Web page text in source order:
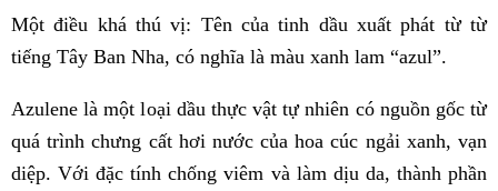
Một điều khá thú vị: Tên của tinh dầu xuất phát từ từ
tiếng Tây Ban Nha, có nghĩa là màu xanh lam “azul”.
Azulene là một loại dầu thực vật tự nhiên có nguồn gốc từ
quá trình chưng cất hơi nước của hoa cúc ngải xanh, vạn
diệp. Với đặc tính chống viêm và làm dịu da, thành phần